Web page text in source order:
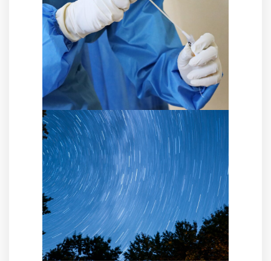
Saat ini, ada dua jenis tes yang digunakan
untuk mendeteksi COVID-19: PCR Swab Test
dan Rapid Test. RUMKITAL MERAUKE
menyediakan kedua jenis tes ini untuk
membantu masyarakat dalam mengetahui
status COVID-19 mereka. Namun, apa
sesungguhnya perbedaan antara kedua jenis
tes ini dan bagaimana prosedurnya?
Pernah Merasakan Pusing
Berputar? Waspada Vertigo
Waspada jika anda mengalami vertigo,
karena ini adalah gejala dari kondisi yang
serius. Vertigo adalah sensasi seolah-olah
sekitarnya berputar yang disebabkan oleh
masalah di otak atau telinga.